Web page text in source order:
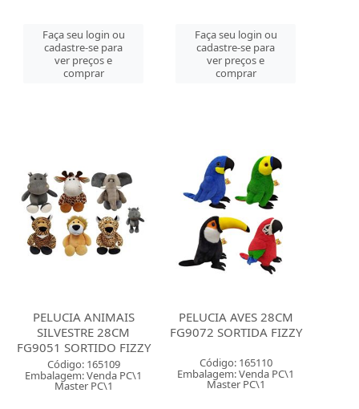
Faça seu login ou
cadastre-se para
ver preços e
comprar
Faça seu login ou
cadastre-se para
ver preços e
comprar
PELUCIA ANIMAIS
SILVESTRE 28CM
FG9051 SORTIDO FIZZY
Código: 165109
Embalagem: Venda PC\1
Master PC\1
PELUCIA AVES 28CM
FG9072 SORTIDA FIZZY
Código: 165110
Embalagem: Venda PC\1
Master PC\1